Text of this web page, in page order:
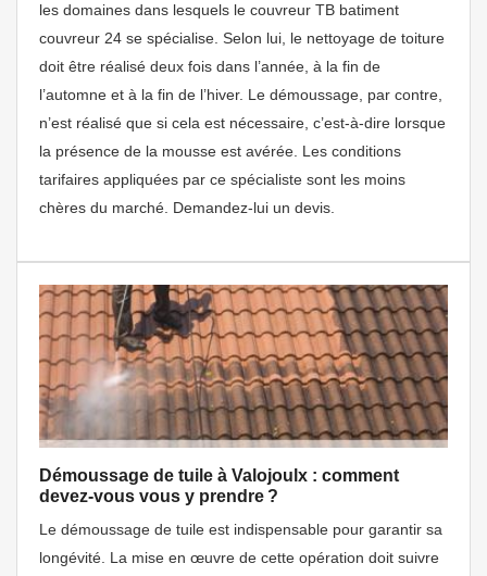
les domaines dans lesquels le couvreur TB batiment
couvreur 24 se spécialise. Selon lui, le nettoyage de toiture
doit être réalisé deux fois dans l’année, à la fin de
l’automne et à la fin de l’hiver. Le démoussage, par contre,
n’est réalisé que si cela est nécessaire, c’est-à-dire lorsque
la présence de la mousse est avérée. Les conditions
tarifaires appliquées par ce spécialiste sont les moins
chères du marché. Demandez-lui un devis.
Démoussage de tuile à Valojoulx : comment
devez-vous vous y prendre ?
Le démoussage de tuile est indispensable pour garantir sa
longévité. La mise en œuvre de cette opération doit suivre